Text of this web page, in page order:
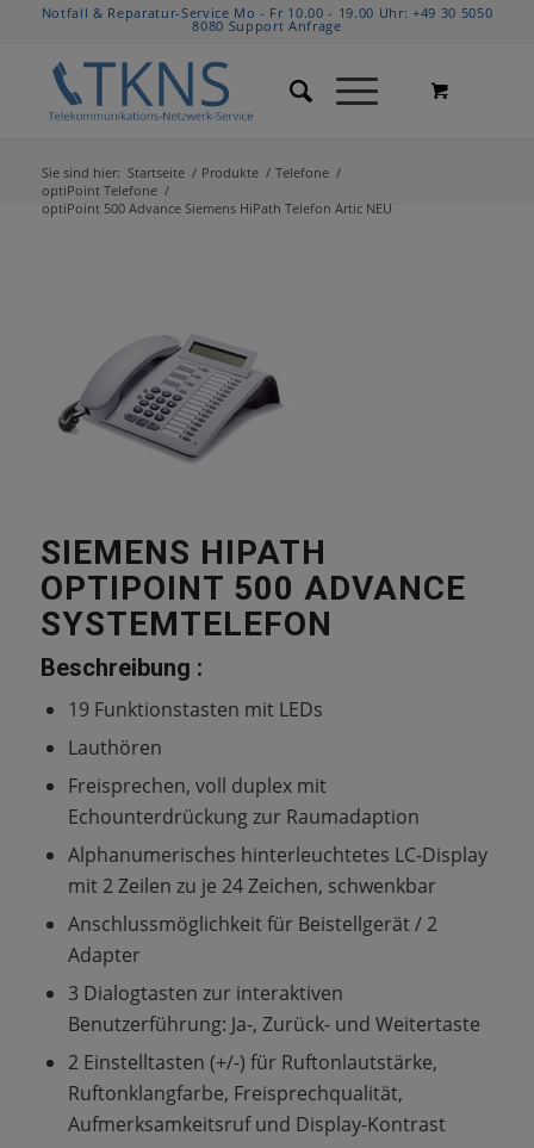
Notfall & Reparatur-Service Mo - Fr 10.00 - 19.00 Uhr:+49 30 5050
8080 Support Anfrage
Sie sind hier: Startseite / Produkte / Telefone /
optiPoint Telefone /
optiPoint 500 Advance Siemens HiPath Telefon Artic NEU
SIEMENS HIPATH
OPTIPOINT 500 ADVANCE
SYSTEMTELEFON
Beschreibung :
19 Funktionstasten mit LEDs
Lauthören
Freisprechen, voll duplex mit
Echounterdrückung zur Raumadaption
Alphanumerisches hinterleuchtetes LC-Display
mit 2 Zeilen zu je 24 Zeichen, schwenkbar
Anschlussmöglichkeit für Beistellgerät / 2
Adapter
3 Dialogtasten zur interaktiven
Benutzerführung: Ja-, Zurück- und Weitertaste
2 Einstelltasten (+/-) für Ruftonlautstärke,
Ruftonklangfarbe, Freisprechqualität,
Aufmerksamkeitsruf und Display-Kontrast